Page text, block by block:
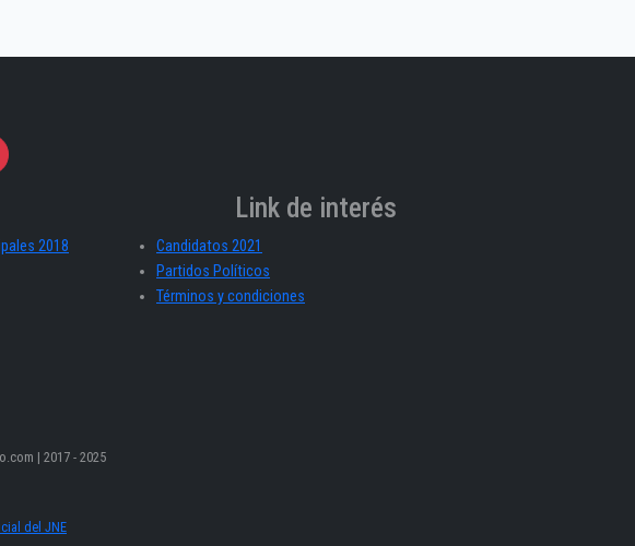
2018
Link de interés
Candidatos 2021
Partidos Políticos
Términos y condiciones
| 2017 - 2025
del JNE